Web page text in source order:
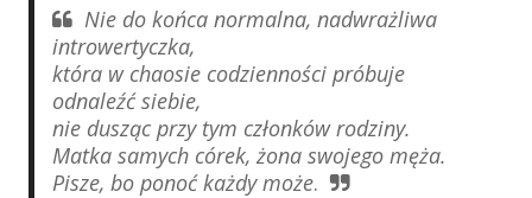
Nie do końca normalna, nadwrażliwa
introwertyczka,
która w chaosie codzienności próbuje
odnaleźć siebie,
nie dusząc przy tym członków rodziny.
Matka samych córek, żona swojego męża.
Pisze, bo ponoć każdy może.